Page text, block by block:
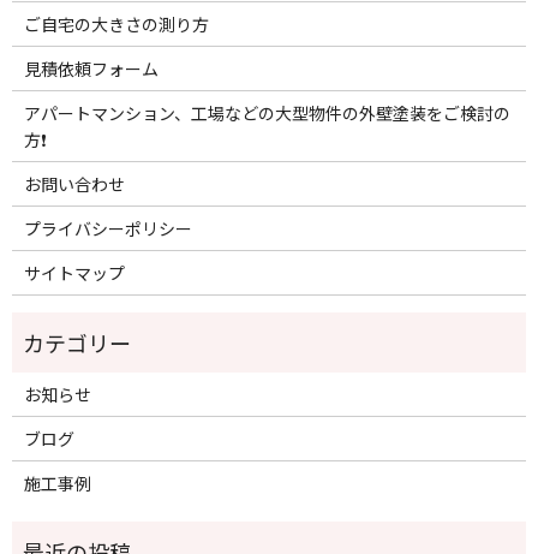
ご自宅の大きさの測り方
見積依頼フォーム
アパートマンション、工場などの大型物件の外壁塗装をご検討の
方❗️
お問い合わせ
プライバシーポリシー
サイトマップ
お知らせ
ブログ
施工事例